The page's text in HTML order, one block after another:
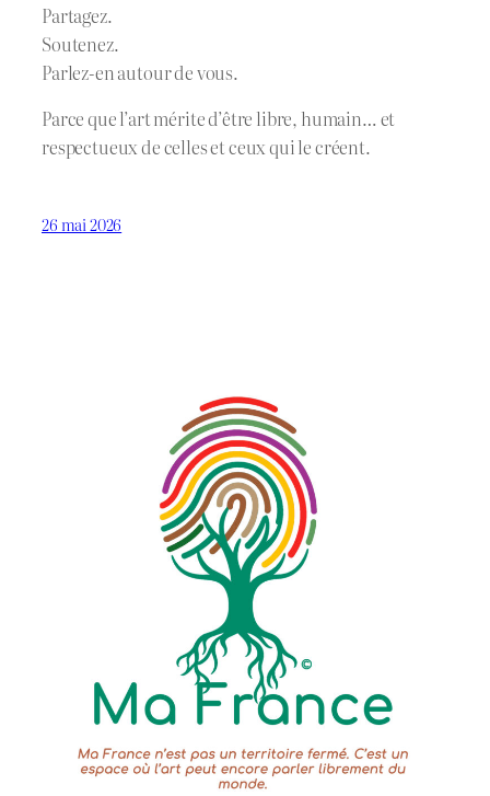
Partagez.
Soutenez.
Parlez-en autour de vous.
Parce que l’art mérite d’être libre, humain… et
respectueux de celles et ceux qui le créent.
26 mai 2026